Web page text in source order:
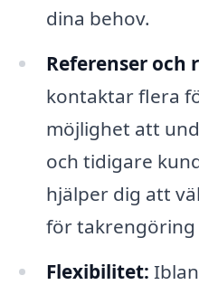
dina behov.
Referenser och
kontaktar flera
möjlighet att
och tidigare
hjälper dig att
för takrengöring
Flexibilitet: